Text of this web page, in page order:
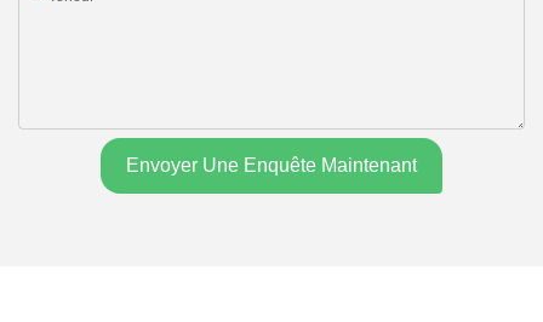
Envoyer Une Enquête Maintenant